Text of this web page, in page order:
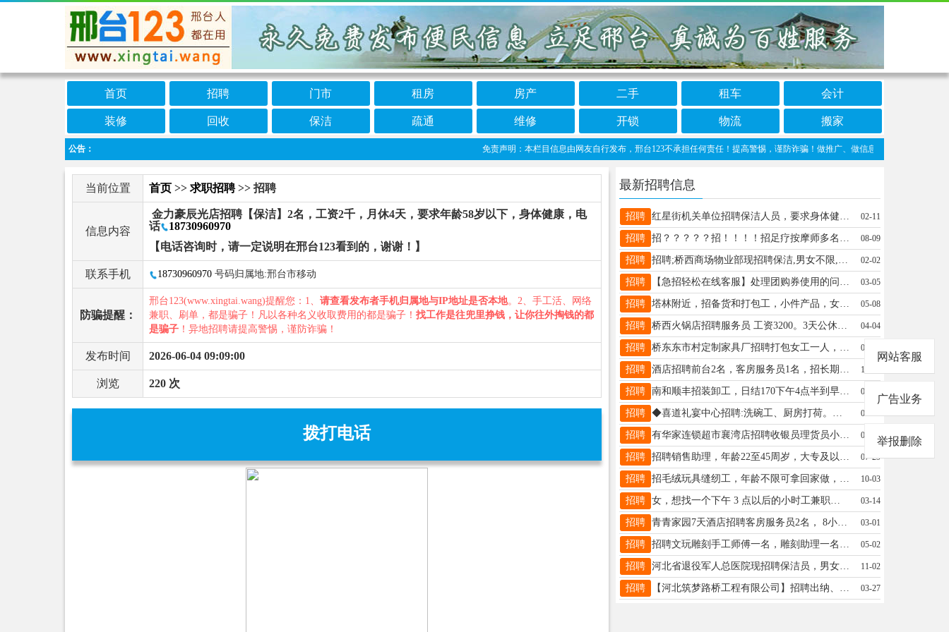
首页 招聘 门市 租房 房产 二手 租车 会计
装修 回收 保洁 疏通 维修 开锁 物流 搬家
公告： 免责声明：本栏目信息由网友自行发布，邢台123不承担任何责任！提高警惕，谨防诈骗！做推广、做信息置顶！请加邢台123客
当前位置 首页 >> 求职招聘>> 招聘
信息内容
金力豪辰光店招聘【保洁】2名，工资2千，月休4天，要求年龄58岁以下，身体健康，电
话
18730960970
【电话咨询时，请一定说明在邢台123看到的，谢谢！】
联系手机 18730960970 号码归属地:邢台市移动
防骗提醒：
邢台123(www.xingtai.wang)提醒您：1、 请查看发布者手机归属地与IP地址是否本地。2、手工活、网络
兼职、刷单，都是骗子！凡以各种名义收取费用的都是骗子！ 找工作是往兜里挣钱，让你往外掏钱的都
是骗子 ！异地招聘请提高警惕，谨防诈骗！
发布时间 2026-06-04 09:09:00
浏览 220 次
拨打电话
最新招聘信息
招聘 红星街机关单位招聘保洁人员，要求身体健康、吃苦耐劳、服从分配。18903199260 02-11
招聘 招？？？？？招！！！！招足疗按摩师多名年龄不限详情15076881680 08-09
招聘 招聘;桥西商场物业部现招聘保洁,男女不限,工资1600-2500之间,联系电话;15131979190 02-02
招聘 【急招轻松在线客服】处理团购券使用的问题，不涉及销售，月休8天，3200-5000，电话同V：17603190775 03-05
招聘 塔林附近，招备货和打包工，小件产品，女士优先。微电同号18632915171 05-08
招聘 桥西火锅店招聘服务员 工资3200。3天公休 联系电话13315907893 04-04
招聘 桥东东市村定制家具厂招聘打包女工一人，每天8小时，工资待遇面议，要求25-45岁，附近居住，电话15833399495 04-19
招聘 酒店招聘前台2名，客房服务员1名，招长期工短期勿扰有意者联系17733960191 11-21
招聘 南和顺丰招装卸工，日结170下午4点半到早上4点半，男25-55周，地址贾宋韩村，电话15731966391 02-25
招聘 ◆喜道礼宴中心招聘:洗碗工、厨房打荷。公休4天，管吃管住，工资3000元。莲池大桥北侧15131321297 06-16
招聘 有华家连锁超市襄湾店招聘收银员理货员小时工19331930216 01-06
招聘 招聘销售助理，年龄22至45周岁，大专及以上学历。待遇：2600+绩效+旅游+三险电话：03192345656 07-29
招聘 招毛绒玩具缝纫工，年龄不限可拿回家做，联系电话:15130983020信 10-03
招聘 女，想找一个下午 3 点以后的小时工兼职。电话18931946357 03-14
招聘 青青家园7天酒店招聘客房服务员2名， 8小时工作制，有餐补，公休4天，工资3000左右。电话：18233995657 03-01
招聘 招聘文玩雕刻手工师傅一名，雕刻助理一名负责打孔磨籽，文玩抖音客服一名，早九晚六在亿德隆，联系方式18617432555 05-02
招聘 河北省退役军人总医院现招聘保洁员，男女均可，可提供休息地方，联系电话：15933690706 11-02
招聘 【河北筑梦路桥工程有限公司】招聘出纳、前台、有经验者优先，联系电话：18531912305（微信同步） 03-27
网站客服
广告业务
举报删除